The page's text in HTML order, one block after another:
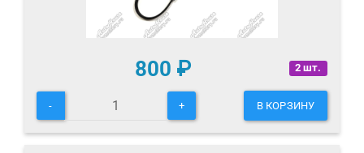
2 шт.
800 ₽
- + В КОРЗИНУ